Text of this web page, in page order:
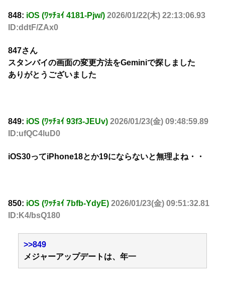
848: iOS (ﾜｯﾁｮｲ 4181-Pjw/) 2026/01/22(木) 22:13:06.93
ID:ddtF/ZAx0
847さん
スタンバイの画面の変更方法をGeminiで探しました
ありがとうございました
849: iOS (ﾜｯﾁｮｲ 93f3-JEUv) 2026/01/23(金) 09:48:59.89
ID:ufQC4luD0
iOS30ってiPhone18とか19にならないと無理よね・・
850: iOS (ﾜｯﾁｮｲ 7bfb-YdyE) 2026/01/23(金) 09:51:32.81
ID:K4/bsQ180
>>849
メジャーアップデートは、年一